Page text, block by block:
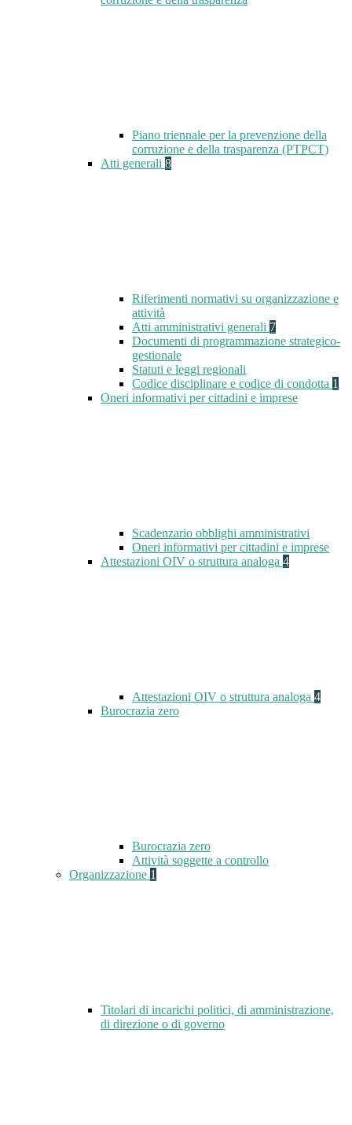
Piano triennale per la prevenzione della
corruzione e della trasparenza (PTPCT)
Atti generali 8
Riferimenti normativi su organizzazione e
attività
Atti amministrativi generali 7
Documenti di programmazione strategico-
gestionale
Statuti e leggi regionali
Codice disciplinare e codice di condotta 1
Oneri informativi per cittadini e imprese
Scadenzario obblighi amministrativi
Oneri informativi per cittadini e imprese
Attestazioni OIV o struttura analoga 4
Attestazioni OIV o struttura analoga 4
Burocrazia zero
Burocrazia zero
Attività soggette a controllo
Organizzazione 1
Titolari di incarichi politici, di amministrazione,
di direzione o di governo